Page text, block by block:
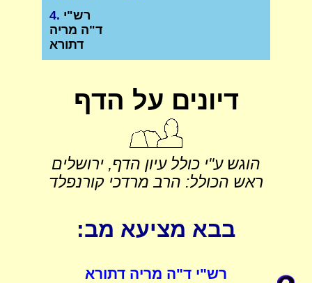
4. רש"י
ד"ה מריה
דתורא
דיונים על הדף
הוגש ע"י כולל עיון הדף, ירושלים
ראש הכולל: הרב מרדכי קורנפלד
בבא מציעא מב:
רש"י ד"ה מריה דתורא